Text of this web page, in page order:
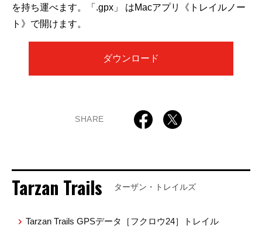
を持ち運べます。「.gpx」 はMacアプリ《トレイルノー
ト》で開けます。
ダウンロード
SHARE
Tarzan Trails ターザン・トレイルズ
Tarzan Trails GPSデータ［フクロウ24］トレイル